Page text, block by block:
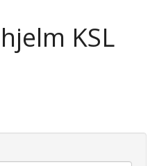
KSL